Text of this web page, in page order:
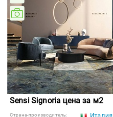
Sensi Signoria цена за м2
Страна-производитель: Италия